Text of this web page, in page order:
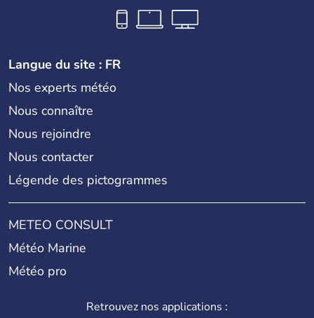
Langue du site : FR
Nos experts météo
Nous connaître
Nous rejoindre
Nous contacter
Légende des pictogrammes
METEO CONSULT
Météo Marine
Météo pro
Retrouvez nos applications :